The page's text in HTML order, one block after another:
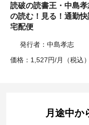
読破の読書王・中島孝
の読む！見る！通勤
宅配便
発行者：中島孝志
価格：1,527円/月（税込）
月途中か